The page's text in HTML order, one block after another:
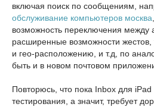
включая поиск по сообщениям,
обслуживание компьютеров москва
возможность переключения между
расширенные возможности
и гео-расположению, и т.д, по
быть и в новом почтовом
Повторюсь, что пока Inbox для
тестирования, а значит, требует